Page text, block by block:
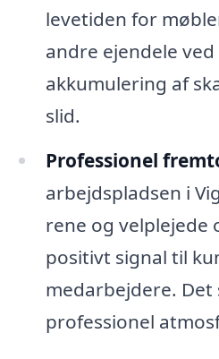
levetiden for
andre ejendele
akkumulering af
slid.
Professionel
arbejdspladsen i
rene og velplejede
positivt signal til
medarbejdere.
professionel